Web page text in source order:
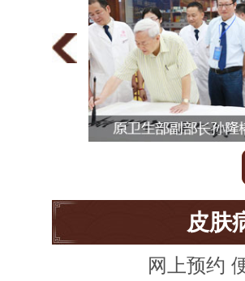
皮肤
网上预约